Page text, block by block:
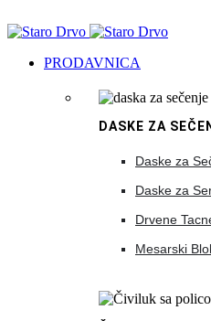
PRODAVNICA
DASKE ZA
Daske za
Daske za
Drvene
Mesarski